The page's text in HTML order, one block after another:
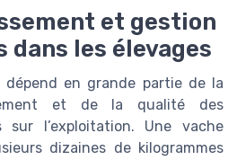
et gestion
dans les élevages
dépend en grande partie de la
et de la qualité des
sur l’exploitation. Une vache
dizaines de kilogrammes